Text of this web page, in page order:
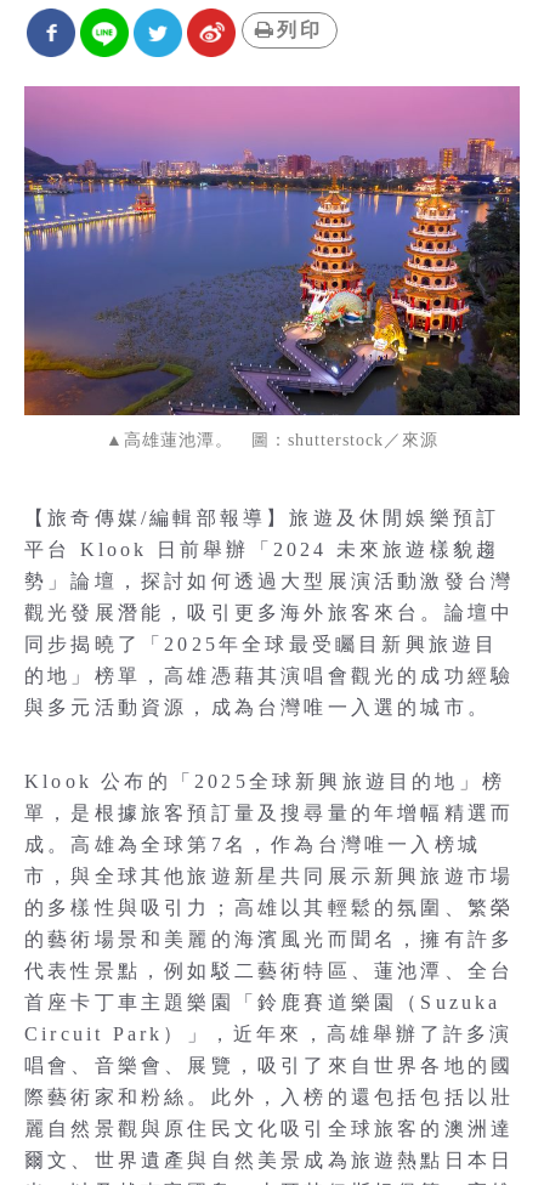
列印
▲高雄蓮池潭。 圖：shutterstock／來源
【旅奇傳媒/編輯部報導】旅遊及休閒娛樂預訂
平台 Klook 日前舉辦「2024 未來旅遊樣貌趨
勢」論壇，探討如何透過大型展演活動激發台灣
觀光發展潛能，吸引更多海外旅客來台。論壇中
同步揭曉了「2025年全球最受矚目新興旅遊目
的地」榜單，高雄憑藉其演唱會觀光的成功經驗
與多元活動資源，成為台灣唯一入選的城市。
Klook 公布的「2025全球新興旅遊目的地」榜
單，是根據旅客預訂量及搜尋量的年增幅精選而
成。高雄為全球第7名，作為台灣唯一入榜城
市，與全球其他旅遊新星共同展示新興旅遊市場
的多樣性與吸引力；高雄以其輕鬆的氛圍、繁榮
的藝術場景和美麗的海濱風光而聞名，擁有許多
代表性景點，例如駁二藝術特區、蓮池潭、全台
首座卡丁車主題樂園「鈴鹿賽道樂園（Suzuka
Circuit Park）」，近年來，高雄舉辦了許多演
唱會、音樂會、展覽，吸引了來自世界各地的國
際藝術家和粉絲。此外，入榜的還包括包括以壯
麗自然景觀與原住民文化吸引全球旅客的澳洲達
爾文、世界遺產與自然美景成為旅遊熱點日本日